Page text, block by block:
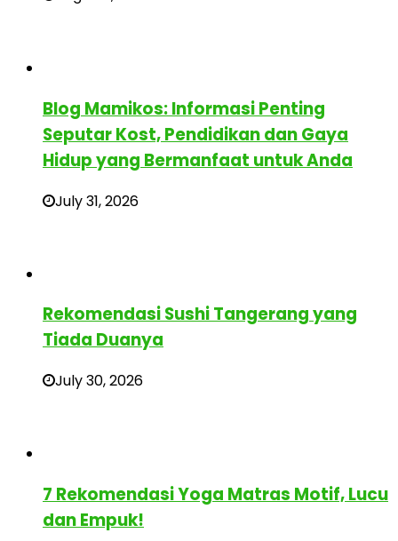
Blog Mamikos: Informasi Penting
Seputar Kost, Pendidikan dan Gaya
Hidup yang Bermanfaat untuk Anda
July 31, 2026
Rekomendasi Sushi Tangerang yang
Tiada Duanya
July 30, 2026
7 Rekomendasi Yoga Matras Motif, Lucu
dan Empuk!